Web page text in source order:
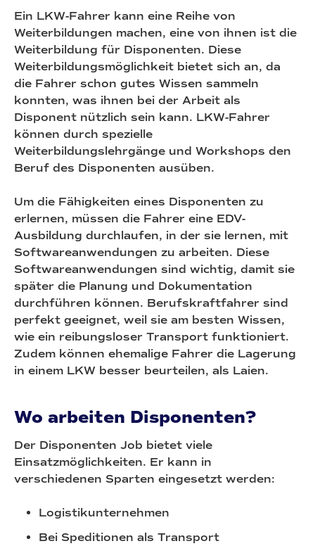
Ein LKW-Fahrer kann eine Reihe von
Weiterbildungen machen, eine von ihnen ist die
Weiterbildung für Disponenten. Diese
Weiterbildungsmöglichkeit bietet sich an, da
die Fahrer schon gutes Wissen sammeln
konnten, was ihnen bei der Arbeit als
Disponent nützlich sein kann. LKW-Fahrer
können durch spezielle
Weiterbildungslehrgänge und Workshops den
Beruf des Disponenten ausüben.
Um die Fähigkeiten eines Disponenten zu
erlernen, müssen die Fahrer eine EDV-
Ausbildung durchlaufen, in der sie lernen, mit
Softwareanwendungen zu arbeiten. Diese
Softwareanwendungen sind wichtig, damit sie
später die Planung und Dokumentation
durchführen können. Berufskraftfahrer sind
perfekt geeignet, weil sie am besten Wissen,
wie ein reibungsloser Transport funktioniert.
Zudem können ehemalige Fahrer die Lagerung
in einem LKW besser beurteilen, als Laien.
Wo arbeiten Disponenten?
Der Disponenten Job bietet viele
Einsatzmöglichkeiten. Er kann in
verschiedenen Sparten eingesetzt werden:
Logistikunternehmen
Bei Speditionen als Transport